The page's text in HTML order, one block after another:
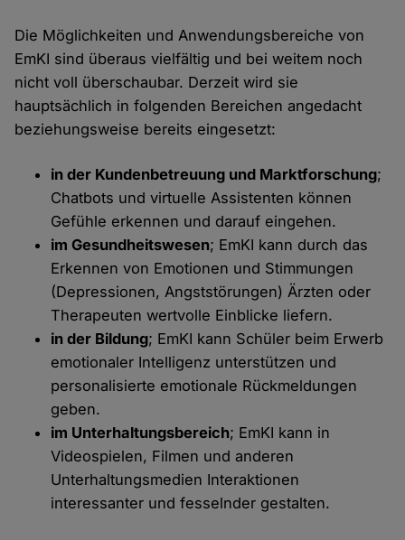
Die Möglichkeiten und Anwendungsbereiche von
EmKI sind überaus vielfältig und bei weitem noch
nicht voll überschaubar. Derzeit wird sie
hauptsächlich in folgenden Bereichen angedacht
beziehungsweise bereits eingesetzt:
in der Kundenbetreuung und Marktforschung;
Chatbots und virtuelle Assistenten können
Gefühle erkennen und darauf eingehen.
im Gesundheitswesen; EmKI kann durch das
Erkennen von Emotionen und Stimmungen
(Depressionen, Angststörungen) Ärzten oder
Therapeuten wertvolle Einblicke liefern.
in der Bildung; EmKI kann Schüler beim Erwerb
emotionaler Intelligenz unterstützen und
personalisierte emotionale Rückmeldungen
geben.
im Unterhaltungsbereich; EmKI kann in
Videospielen, Filmen und anderen
Unterhaltungsmedien Interaktionen
interessanter und fesselnder gestalten.